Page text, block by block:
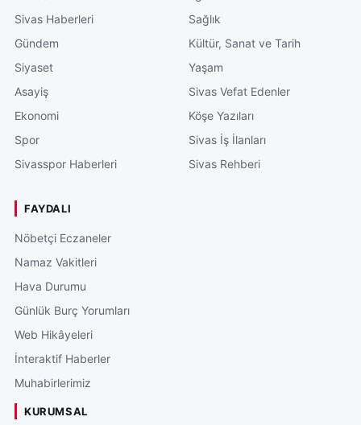
Sivas Haberleri
Gündem
Siyaset
Asayiş
Ekonomi
Spor
Sivasspor Haberleri
Sağlık
Kültür, Sanat ve Tarih
Yaşam
Sivas Vefat Edenler
Köşe Yazıları
Sivas İş İlanları
Sivas Rehberi
FAYDALI
Nöbetçi Eczaneler
Namaz Vakitleri
Hava Durumu
Günlük Burç Yorumları
Web Hikâyeleri
İnteraktif Haberler
Muhabirlerimiz
KURUMSAL